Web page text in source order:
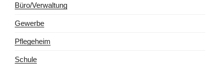
Büro/Verwaltung
Gewerbe
Pflegeheim
Schule